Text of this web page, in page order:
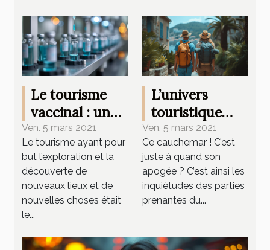
Le tourisme
vaccinal : une
nouvelle forme
de tourisme
très en vogue
Ven. 5 mars 2021
Le tourisme ayant pour
but l’exploration et la
découverte de
nouveaux lieux et de
nouvelles choses était
le...
L’univers
touristique
s’alarme des
délimitations
Ven. 5 mars 2021
Ce cauchemar ! C’est
juste à quand son
apogée ? C’est ainsi les
inquiétudes des parties
prenantes du...